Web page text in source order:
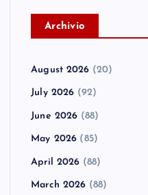
Archivio
August 2026 (20)
July 2026 (92)
June 2026 (88)
May 2026 (85)
April 2026 (88)
March 2026 (88)